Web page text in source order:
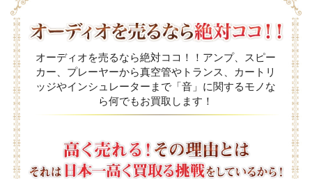
オーディオを売るなら絶対ココ！！アンプ、スピー
カー、プレーヤーから真空管やトランス、カートリ
ッジやインシュレーターまで「音」に関するモノな
ら何でもお買取します！